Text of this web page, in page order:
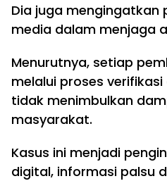
Dia juga mengingatkan
media dalam menjaga
Menurutnya, setiap
melalui proses
tidak menimbulkan
masyarakat.
Kasus ini menjadi
digital, informasi palsu